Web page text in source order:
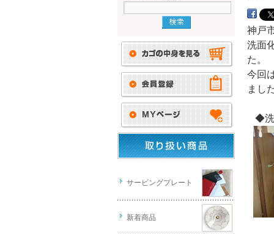
サービングプレート
新着商品
神戸
洗面
た。
今回
まし
◆洗